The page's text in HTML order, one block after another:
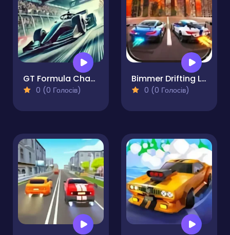
GT Formula Championship
0 (0 Голосів)
Bimmer Drifting Legends
0 (0 Голосів)